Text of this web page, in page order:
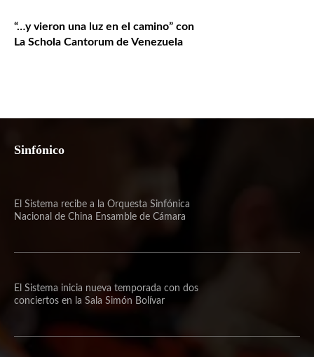
“…y vieron una luz en el camino” con
La Schola Cantorum de Venezuela
Sinfónico
El Sistema recibe a la Orquesta Sinfónica
Nacional de China Ensamble de Cámara
El Sistema inicia nueva temporada con dos
conciertos en la Sala Simón Bolívar